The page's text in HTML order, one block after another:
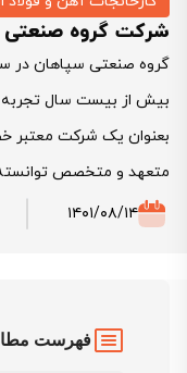
شرکت گروه صنعتی
بیش از بیست سال تجربه
بعنوان یک شرکت معتبر
متعهد و متخصص
۱۴۰۱/۰۸/۱۴
فهرست